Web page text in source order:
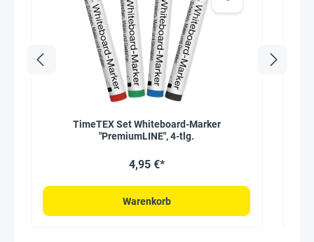
TimeTEX Set Whiteboard-Marker
"PremiumLINE", 4-tlg.
4,95 €*
Warenkorb